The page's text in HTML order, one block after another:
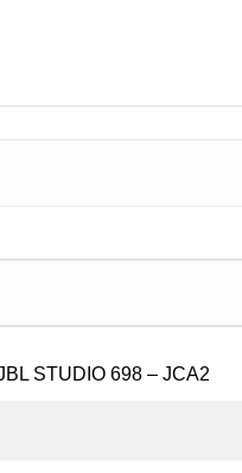
STUDIO 698 – JCA2